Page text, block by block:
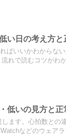
い日の考え方
ばいいかわからな
れで読むコツがわか
低いの見方と
ます。心拍数との
などのウェア